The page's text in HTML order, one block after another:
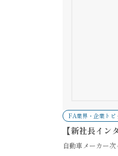
FA業界・企業トピ
【新社長イ
自動車メーカー